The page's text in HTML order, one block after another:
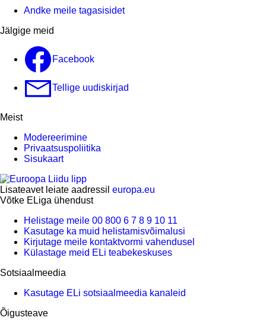
Andke meile tagasisidet
Jälgige meid
Facebook
Tellige uudiskirjad
Meist
Modereerimine
Privaatsuspoliitika
Sisukaart
Lisateavet leiate aadressil europa.eu
Võtke ELiga ühendust
Helistage meile 00 800 6 7 8 9 10 11
Kasutage ka muid helistamisvõimalusi
Kirjutage meile kontaktvormi vahendusel
Külastage meid ELi teabekeskuses
Sotsiaalmeedia
Kasutage ELi sotsiaalmeedia kanaleid
Õigusteave